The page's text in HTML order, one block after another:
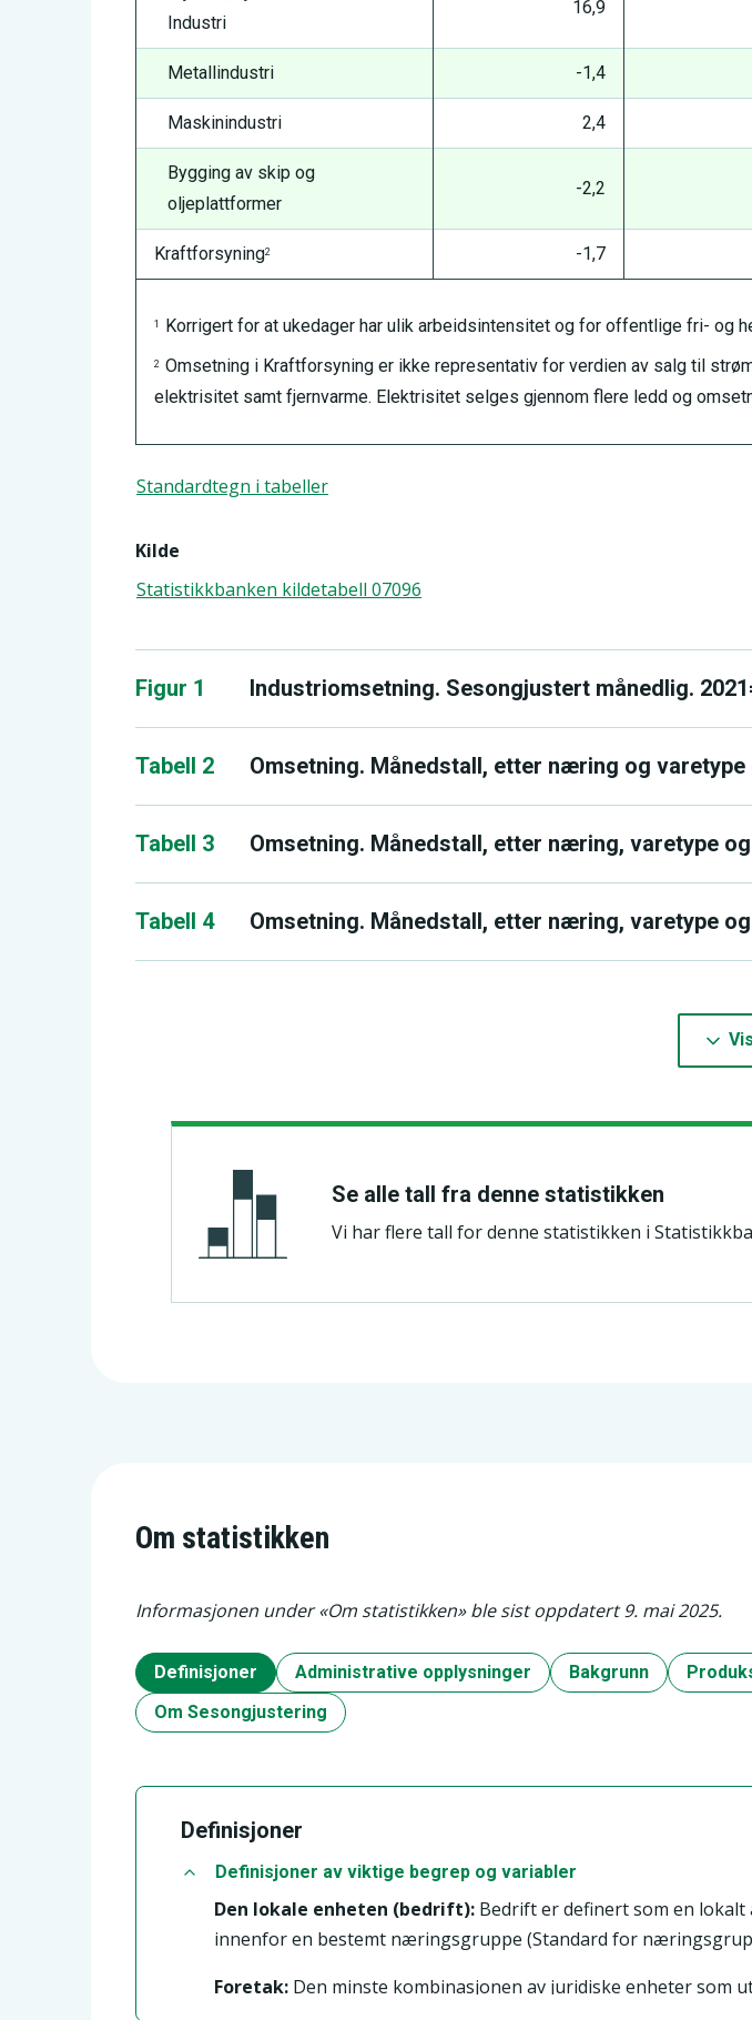
Industri
16,9
Metallindustri -1,4
Maskinindustri 2,4
Bygging av skip og
oljeplattformer
-2,2
Kraftforsyning2 -1,7
1 Korrigert for at ukedager har ulik arbeidsintensitet og for offentlige fri- og
2 Omsetning i Kraftforsyning er ikke representativ for verdien av salg til
elektrisitet samt fjernvarme. Elektrisitet selges gjennom flere ledd og
Standardtegn i tabeller
Kilde
Statistikkbanken kildetabell 07096
Figur 1 Industriomsetning. Sesongjustert månedlig.
Tabell 2 Omsetning. Månedstall, etter næring og
Tabell 3 Omsetning. Månedstall, etter næring, varetype
Tabell 4 Omsetning. Månedstall, etter næring, varetype
Se alle tall fra denne statistikken
Vi har flere tall for denne statistikken i
Om statistikken
Informasjonen under «Om statistikken» ble sist oppdatert 9. mai 2025.
Definisjoner Administrative opplysninger Bakgrunn
Om Sesongjustering
Definisjoner
Definisjoner av viktige begrep og variabler
Den lokale enheten (bedrift): Bedrift er definert som en
innenfor en bestemt næringsgruppe (Standard for
Foretak: Den minste kombinasjonen av juridiske enheter